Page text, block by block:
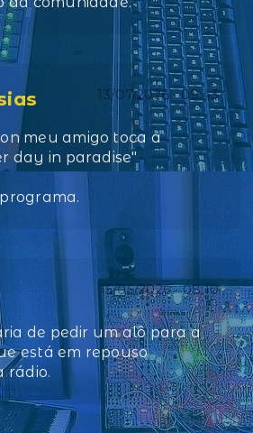
13/07/2026 • 09:43
meu amigo toca a
day in paradise"
15/05/2026 • 08:10
de pedir um alô para a
está em repouso
rádio.